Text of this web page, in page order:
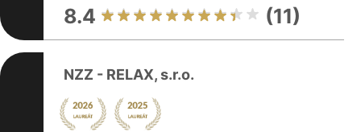
8.4 (11)
NZZ - RELAX, s.r.o.